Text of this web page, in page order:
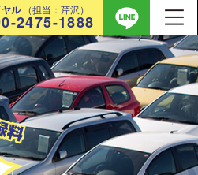
ル（担当：芹沢）
2475-1888